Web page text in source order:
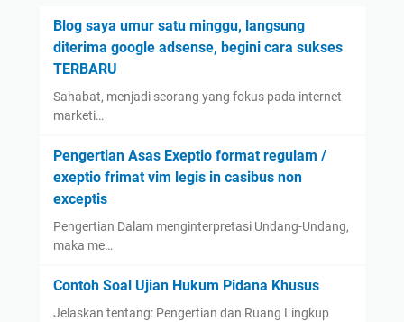
Blog saya umur satu minggu, langsung
diterima google adsense, begini cara sukses
TERBARU
Sahabat, menjadi seorang yang fokus pada internet
marketi…
Pengertian Asas Exeptio format regulam /
exeptio frimat vim legis in casibus non
exceptis
Pengertian Dalam menginterpretasi Undang-Undang,
maka me…
Contoh Soal Ujian Hukum Pidana Khusus
Jelaskan tentang: Pengertian dan Ruang Lingkup